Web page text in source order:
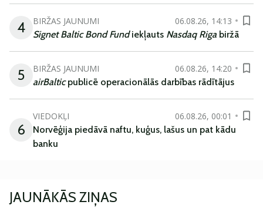
4 BIRŽAS JAUNUMI
06.08.26, 14:13
Signet Baltic Bond Fundiekļauts Nasdaq Riga biržā
5 BIRŽAS JAUNUMI
06.08.26, 14:20
airBalticpublicē operacionālās darbības rādītājus
6
VIEDOKĻI
06.08.26, 00:01
Norvēģija piedāvā naftu, kuģus, lašus un pat kādu
banku
JAUNĀKĀS ZIŅAS